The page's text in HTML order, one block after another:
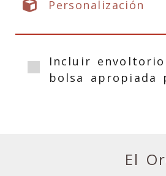
Personalización
Incluir
bolsa apropiada
El